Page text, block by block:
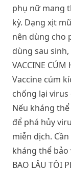
phụ nữ mang
kỳ. Dạng xịt
nên dùng cho
dùng sau
VACCINE
Vaccine cúm
chống lại
Nếu kháng
để phá hủy
miễn dịch.
kháng thể
BAO LÂU TÔI